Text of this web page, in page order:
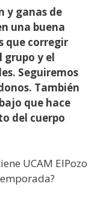
y ganas de
una buena
que corregir
grupo y el
Seguiremos
También
que hace
del cuerpo
UCAM ElPozo